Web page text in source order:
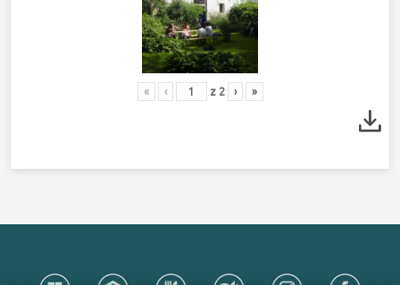
« ‹ z 2 › »